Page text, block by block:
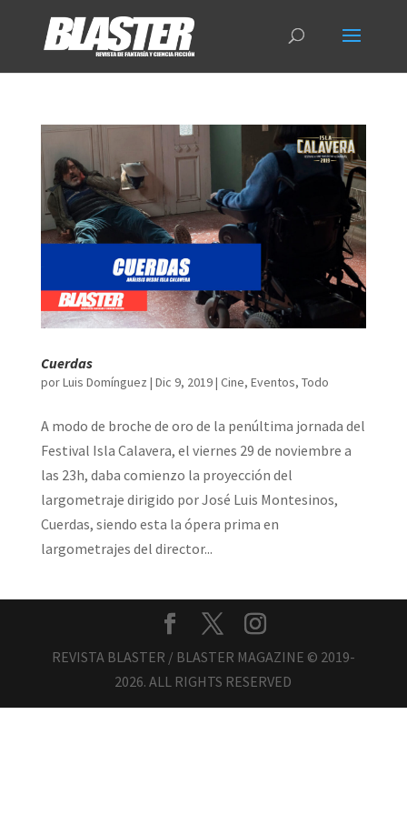
Cuerdas
porLuis Domínguez | Dic 9, 2019| Cine, Eventos, Todo
A modo de broche de oro de la penúltima jornada del
Festival Isla Calavera, el viernes 29 de noviembre a
las 23h, daba comienzo la proyección del
largometraje dirigido por José Luis Montesinos,
Cuerdas, siendo esta la ópera prima en
largometrajes del director...
REVISTA BLASTER / BLASTER MAGAZINE © 2019-
2026. ALL RIGHTS RESERVED